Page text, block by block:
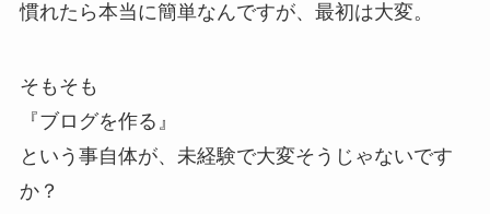
慣れたら本当に簡単なんですが、最初は大変。
そもそも
『ブログを作る』
という事自体が、未経験で大変そうじゃないです
か？